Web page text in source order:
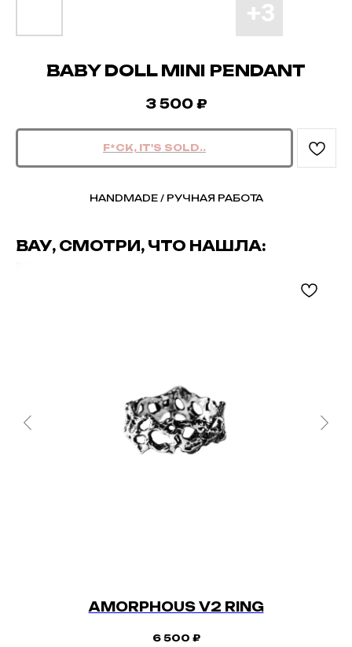
BABY DOLL MINI PENDANT
3 500 ₽
HANDMADE / РУЧНАЯ РАБОТА
ВАУ, СМОТРИ, ЧТО НАШЛА:
AMORPHOUS V2 RING
6 500 ₽